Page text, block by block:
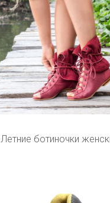
Летние ботиночки